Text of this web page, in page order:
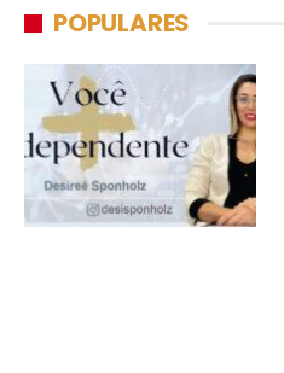
POPULARES